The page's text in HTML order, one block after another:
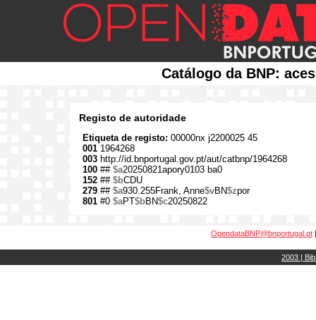
Catálogo da BNP:
Registo de autoridade
Etiqueta de registo: 00000nx j2200025 45
001 1964268
003 http://id.bnportugal.gov.pt/aut/catbnp/1964268
100 ## $a20250821apory0103 ba0
152 ## $bCDU
279 ## $a930.255Frank, Anne$vBN$zpor
801 #0 $aPT$bBN$c20250822
OpendataBNP@bnportugal.pt
2003 |